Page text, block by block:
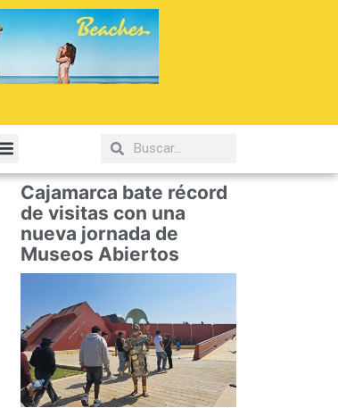
Cajamarca bate récord
de visitas con una
nueva jornada de
Museos Abiertos